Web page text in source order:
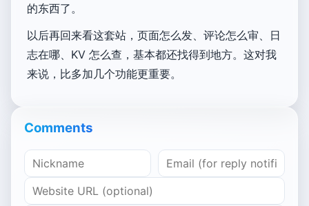
的东西了。
以后再回来看这套站，页面怎么发、评论怎么审、日
志在哪、KV 怎么查，基本都还找得到地方。这对我
来说，比多加几个功能更重要。
Comments